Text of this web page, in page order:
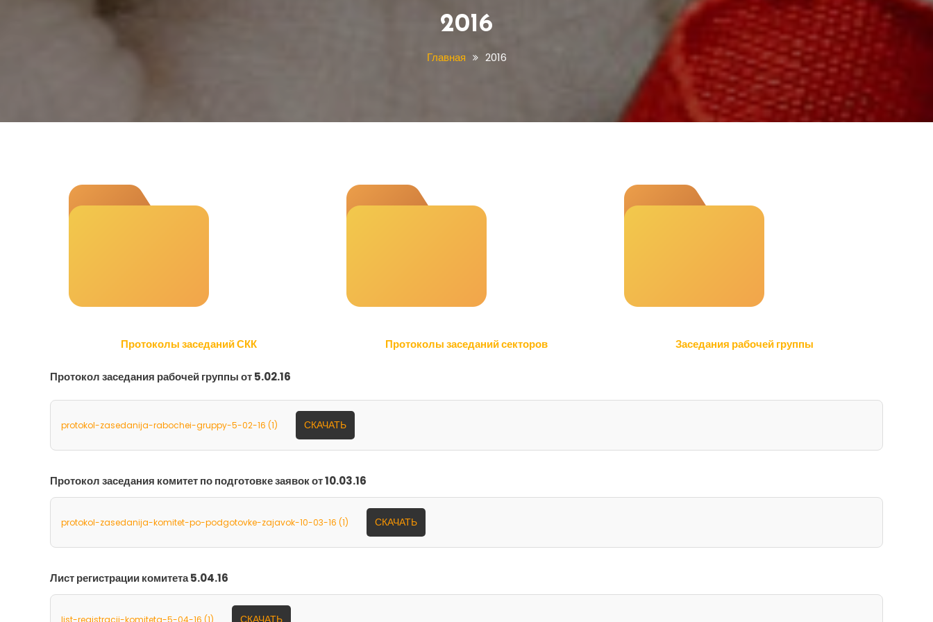
2016
Главная 2016
Протоколы заседаний СКК Протоколы заседаний секторов Заседания рабочей группы
Протокол заседания рабочей группы от 5.02.16
protokol-zasedanija-rabochei-gruppy-5-02-16 (1) СКАЧАТЬ
Протокол заседания комитет по подготовке заявок от 10.03.16
protokol-zasedanija-komitet-po-podgotovke-zajavok-10-03-16 (1) СКАЧАТЬ
Лист регистрации комитета 5.04.16